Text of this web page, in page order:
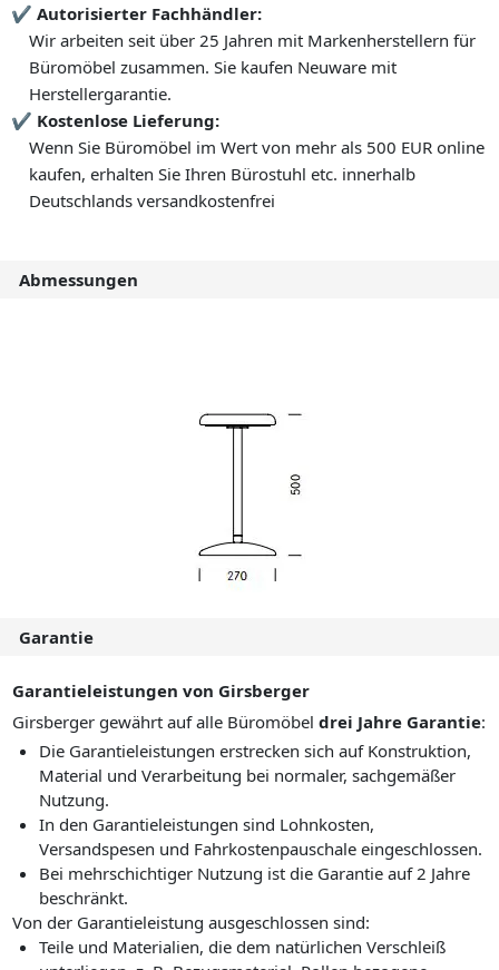
Autorisierter Fachhändler:
Wir arbeiten seit über 25 Jahren mit Markenherstellern für
Büromöbel zusammen. Sie kaufen Neuware mit
Herstellergarantie.
Kostenlose Lieferung:
Wenn Sie Büromöbel im Wert von mehr als 500 EUR online
kaufen, erhalten Sie Ihren Bürostuhl etc. innerhalb
Deutschlands versandkostenfrei
Abmessungen
Garantie
Garantieleistungen von Girsberger
Girsberger gewährt auf alle Büromöbeldrei Jahre Garantie:
Die Garantieleistungen erstrecken sich auf Konstruktion,
Material und Verarbeitung bei normaler, sachgemäßer
Nutzung.
In den Garantieleistungen sind Lohnkosten,
Versandspesen und Fahrkostenpauschale eingeschlossen.
Bei mehrschichtiger Nutzung ist die Garantie auf 2 Jahre
beschränkt.
Von der Garantieleistung ausgeschlossen sind:
Teile und Materialien, die dem natürlichen Verschleiß